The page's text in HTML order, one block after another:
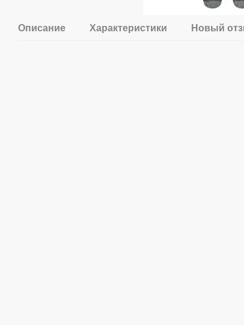
Описание Характеристики Новый